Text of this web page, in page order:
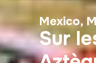
Mexico,
Sur